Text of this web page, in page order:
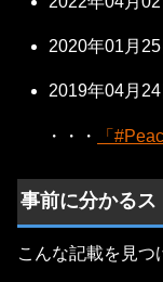
2020年01月25
2019年04月24
・・・ 「
事前に分かるス
こんな記載を見つ